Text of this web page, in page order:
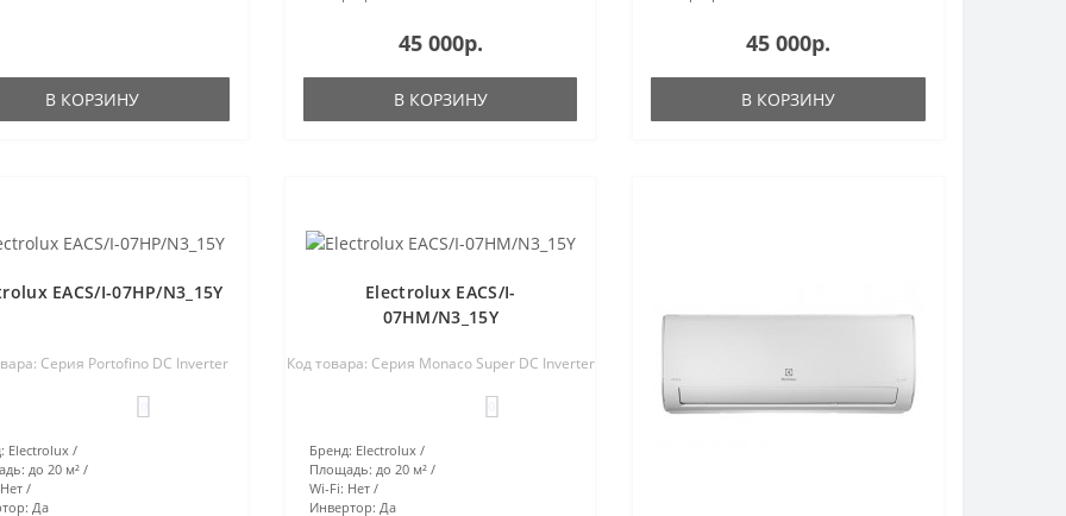
В КОРЗИНУ
45 000р.
В КОРЗИНУ
45 000р.
В КОРЗИНУ
EACS/I-07HP/N3_15Y
Серия Portofino DC Inverter
Electrolux
до 20 м²
Нет
Да
Electrolux EACS/I-
07HM/N3_15Y
Код товара: Серия Monaco Super DC Inverter
Бренд: Electrolux
Площадь: до 20 м²
Wi-Fi: Нет
Инвертор: Да